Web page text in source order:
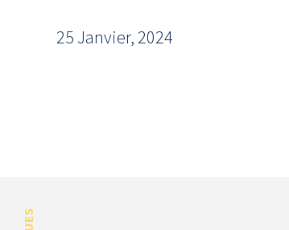
25 Janvier, 2024